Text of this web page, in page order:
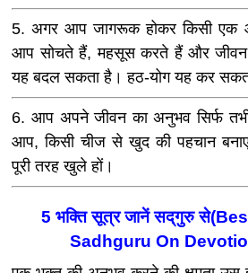
5. अगर आप जागरूक होकर किसी
आप सोचते हैं, महसूस करते हैं और
यह बदल सकता है। हठ-योग यह कर
6. आप अपने जीवन का अनुभव सिर्फ
आप, किसी चीज से खुद की पहचान
पूरी तरह खुले हों।
5 भक्ति सूत्र जानें सद्‌गुरु
Sadhguru On